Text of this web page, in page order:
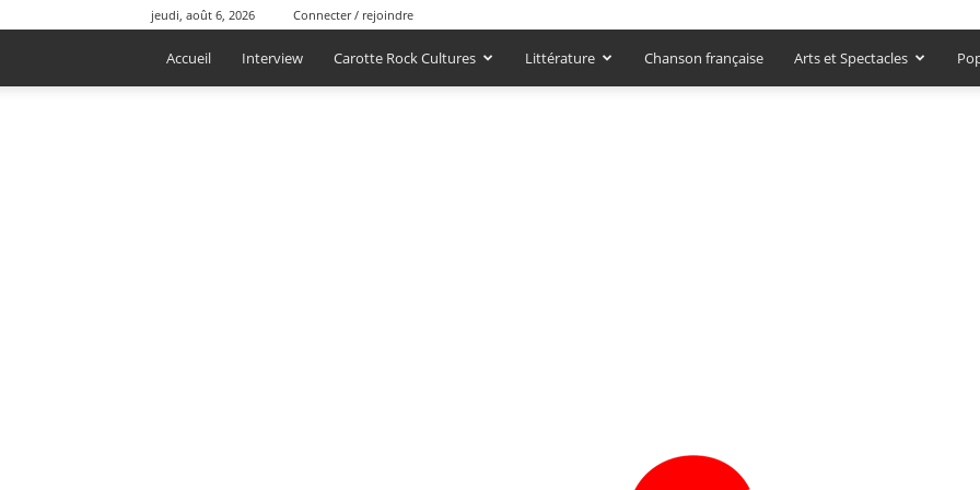
jeudi, août 6, 2026 Connecter / rejoindre
Accueil Interview Carotte Rock Cultures Littérature Chanson française Arts et Spectacles